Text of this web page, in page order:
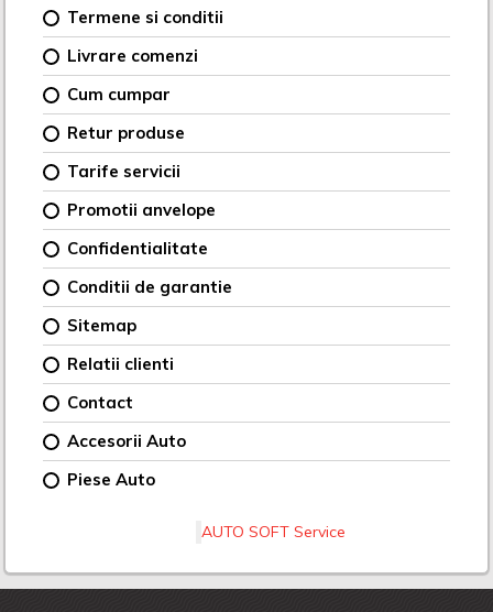
Termene si conditii
Livrare comenzi
Cum cumpar
Retur produse
Tarife servicii
Promotii anvelope
Confidentialitate
Conditii de garantie
Sitemap
Relatii clienti
Contact
Accesorii Auto
Piese Auto
AUTO SOFT Service